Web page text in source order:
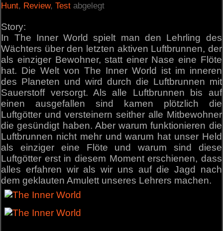
Hunt, Review,Test abgelegt
Story:
In The Inner World spielt man den Lehrling des
Wächters über den letzten aktiven Luftbrunnen, der
als einziger Bewohner, statt einer Nase eine Flöte
hat. Die Welt von The Inner World ist im inneren
des Planeten und wird durch die Luftbrunnen mit
Sauerstoff versorgt. Als alle Luftbrunnen bis auf
einen ausgefallen sind kamen plötzlich die
Luftgötter und versteinern seither alle Mitbewohner
die gesündigt haben. Aber warum funktionieren die
Luftbrunnen nicht mehr und warum hat unser Held
als einziger eine Flöte und warum sind diese
Luftgötter erst in diesem Moment erschienen, dass
alles erfahren wir als wir uns auf die Jagd nach
dem geklauten Amulett unseres Lehrers machen.